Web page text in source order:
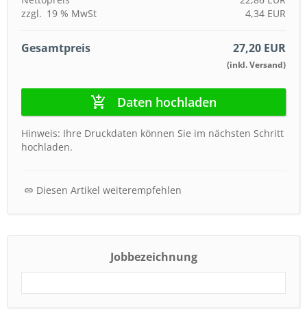
zzgl. 19 % MwSt 4,34 EUR
Gesamtpreis 27,20 EUR
(inkl. Versand)
Daten hochladen
Hinweis: Ihre Druckdaten können Sie im nächsten Schritt
hochladen.
Diesen Artikel weiterempfehlen
Jobbezeichnung